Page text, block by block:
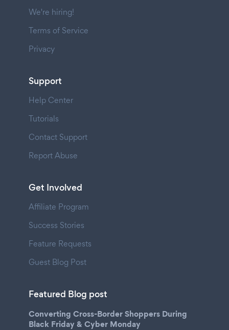
We're hiring!
Terms of Service
Privacy
Support
Help Center
Tutorials
Contact Support
Report Abuse
Get Involved
Affiliate Program
Success Stories
Feature Requests
Guest Blog Post
Featured Blog post
Converting Cross-Border Shoppers During
Black Friday & Cyber Monday